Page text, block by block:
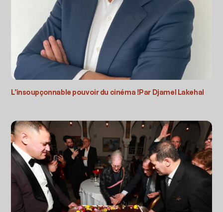
L’insoupçonnable pouvoir du cinéma !Par Djamel Lakehal